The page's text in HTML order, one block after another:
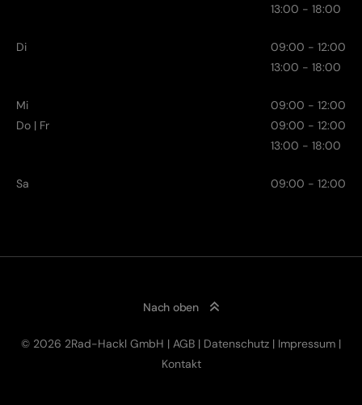
13:00 - 18:00
Di
09:00 - 12:00
13:00 - 18:00
Mi
09:00 - 12:00
Do | Fr
09:00 - 12:00
13:00 - 18:00
Sa 09:00 - 12:00
Nach oben
© 2026 2Rad-Hackl GmbH | AGB | Datenschutz | Impressum |
Kontakt